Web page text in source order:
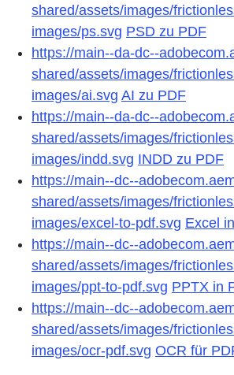
shared/assets/images/
images/ps.svg PSD zu PDF
https://main--da-dc--
shared/assets/images/
images/ai.svg AI zu PDF
https://main--da-dc--
shared/assets/images/
images/indd.svg INDD zu PDF
https://main--dc--
shared/assets/images/
images/excel-to-pdf.svg Excel
https://main--dc--
shared/assets/images/
images/ppt-to-pdf.svg PPTX in
https://main--dc--
shared/assets/images/
images/ocr-pdf.svg OCR für